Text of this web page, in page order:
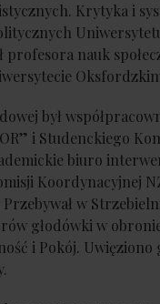
Krytyka i
profesora nauk
był
i Studenckiego
biuro
Koordynacyjnej
w
głodówki w
i Pokój.